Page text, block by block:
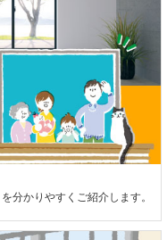
分かりやすくご紹介します。